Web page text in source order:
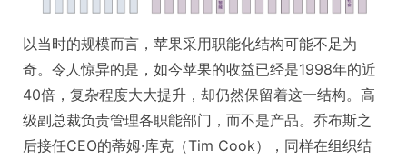
以当时的规模而言，苹果采用职能化结构可能不足为
奇。令人惊异的是，如今苹果的收益已经是1998年的近
40倍，复杂程度大大提升，却仍然保留着这一结构。高
级副总裁负责管理各职能部门，而不是产品。乔布斯之
后接任CEO的蒂姆·库克（Tim Cook），同样在组织结